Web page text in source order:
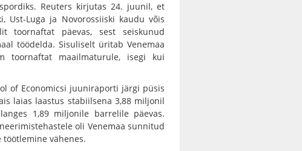
Reuters kirjutas 24. juunil, et
Ust-Luga ja Novorossiiski kaudu võis
toornaftat päevas, sest seiskunud
töödelda. Sisuliselt üritab Venemaa
toornaftat maailmaturule, isegi kui
of Economicsi juuniraporti järgi püsis
laias laastus stabiilsena 3,88 miljonil
1,89 miljonile barrelile päevas.
oli Venemaa sunnitud
vähenes.